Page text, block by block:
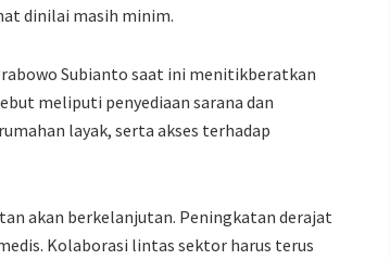
dinilai masih minim.
Subianto saat ini menitikberatkan
meliputi penyediaan sarana dan
layak, serta akses terhadap
akan berkelanjutan. Peningkatan derajat
Kolaborasi lintas sektor harus terus